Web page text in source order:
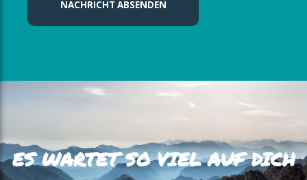
NACHRICHT ABSENDEN
ES WARTET SO VIEL AUF DICH